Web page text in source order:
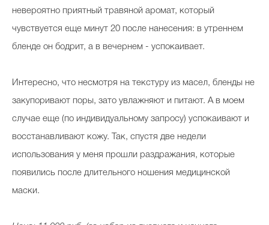
невероятно приятный травяной аромат, который
чувствуется еще минут 20 после нанесения: в утреннем
бленде он бодрит, а в вечернем - успокаивает.
Интересно, что несмотря на текстуру из масел, бленды не
закупоривают поры, зато увлажняют и питают. А в моем
случае еще (по индивидуальному запросу) успокаивают и
восстанавливают кожу. Так, спустя две недели
использования у меня прошли раздражания, которые
появились после длительного ношения медицинской
маски.